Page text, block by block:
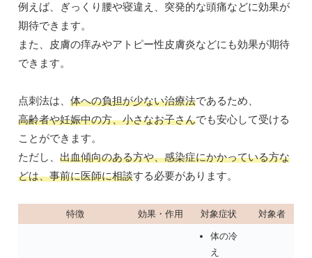
例えば、ぎっくり腰や寝違え、突発的な頭痛などに効果が
期待できます。
また、皮膚の痒みやアトピー性皮膚炎などにも効果が期待
できます。
点刺法は、 体への負担が少ない治療法であるため、
高齢者や妊娠中の方、小さなお子さんでも安心して受ける
ことができます。
ただし、 出血傾向のある方や、感染症にかかっている方な
どは、事前に医師に相談する必要があります。
特徴 効果・作用 対象症状 対象者
体の冷
え